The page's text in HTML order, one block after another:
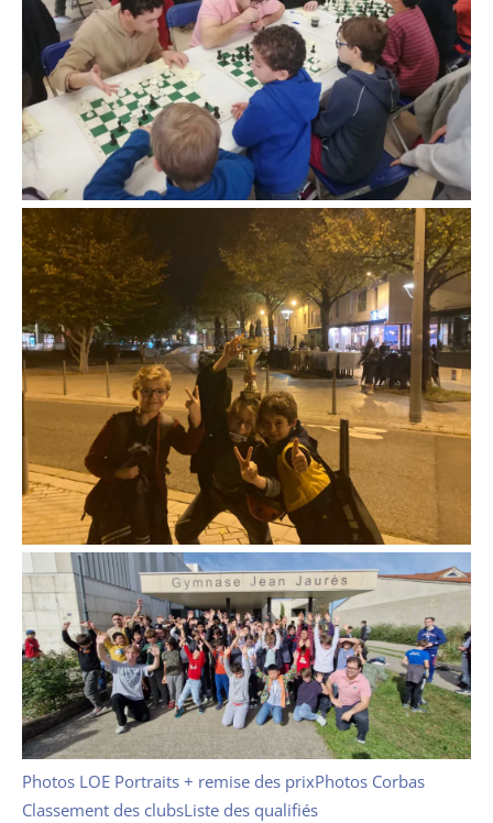
Photos LOE Portraits + remise des prixPhotos Corbas
Classement des clubsListe des qualifiés